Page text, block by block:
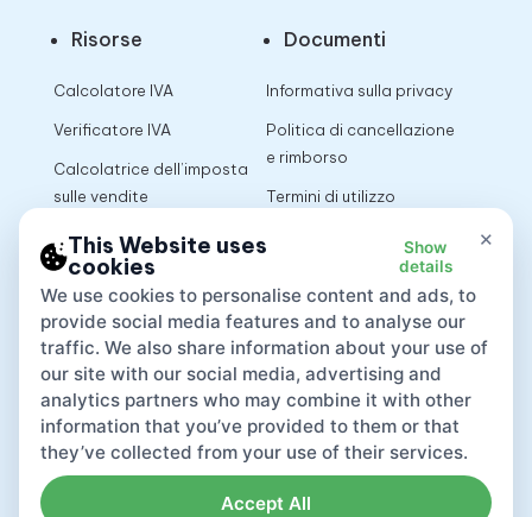
Risorse
Calcolatore IVA
Verificatore IVA
Calcolatrice dell’imposta
sulle vendite
Documenti
Informativa sulla privacy
Politica di cancellazione
e rimborso
Termini di utilizzo
×
This Website uses
cookies
Show
details
We use cookies to personalise content and ads, to
provide social media features and to analyse our
traffic. We also share information about your use of
our site with our social media, advertising and
analytics partners who may combine it with other
information that you’ve provided to them or that
they’ve collected from your use of their services.
Accept All